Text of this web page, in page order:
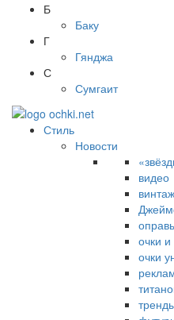
Б
Баку
Г
Гянджа
С
Сумгаит
Стиль
Новости
видео
очки
очки